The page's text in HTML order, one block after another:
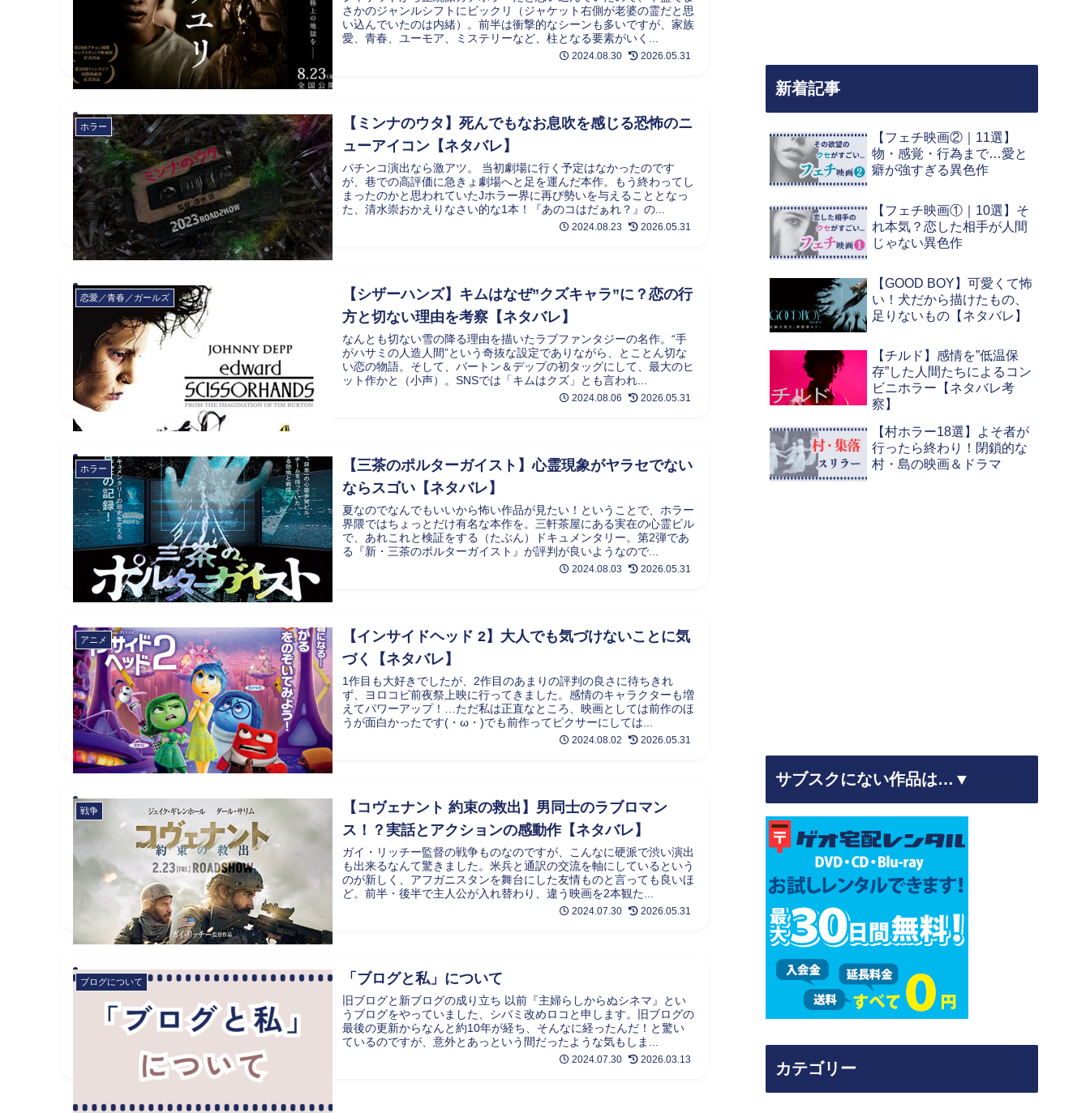
さかのジャンルシフトにビックリ（ジャケット右側が老婆の霊だと思
い込んでいたのは内緒）。前半は衝撃的なシーンも多いですが、家族
愛、青春、ユーモア、ミステリーなど、柱となる要素がいく...
2024.08.30 2026.05.31
ホラー
【ミンナのウタ】死んでもなお息吹を感じる恐怖のニ
ューアイコン【ネタバレ】
パチンコ演出なら激アツ。 当初劇場に行く予定はなかったのです
が、巷での高評価に急きょ劇場へと足を運んだ本作。もう終わってし
まったのかと思われていたJホラー界に再び勢いを与えることとなっ
た、清水崇おかえりなさい的な1本！『あのコはだぁれ？』の...
2024.08.23 2026.05.31
恋愛／青春／ガールズ
【シザーハンズ】キムはなぜ”クズキャラ”に？恋の行
方と切ない理由を考察【ネタバレ】
なんとも切ない雪の降る理由を描いたラブファンタジーの名作。“手
がハサミの人造人間”という奇抜な設定でありながら、とことん切な
い恋の物語。そして、バートン＆デップの初タッグにして、最大のヒ
ット作かと（小声）。SNSでは「キムはクズ」とも言われ...
2024.08.06 2026.05.31
ホラー
【三茶のポルターガイスト】心霊現象がヤラセでない
ならスゴい【ネタバレ】
夏なのでなんでもいいから怖い作品が見たい！ということで、ホラー
界隈ではちょっとだけ有名な本作を。三軒茶屋にある実在の心霊ビル
で、あれこれと検証をする（たぶん）ドキュメンタリー。第2弾であ
る『新・三茶のポルターガイスト』が評判が良いようなので...
2024.08.03 2026.05.31
アニメ
【インサイドヘッド 2】大人でも気づけないことに気
づく【ネタバレ】
1作目も大好きでしたが、2作目のあまりの評判の良さに待ちきれ
ず、ヨロコビ前夜祭上映に行ってきました。感情のキャラクターも増
えてパワーアップ！…ただ私は正直なところ、映画としては前作のほ
うが面白かったです(・ω・)でも前作ってピクサーにしては...
2024.08.02 2026.05.31
戦争
【コヴェナント 約束の救出】男同士のラブロマン
ス！？実話とアクションの感動作【ネタバレ】
ガイ・リッチー監督の戦争ものなのですが、こんなに硬派で渋い演出
も出来るなんて驚きました。米兵と通訳の交流を軸にしているという
のが新しく、アフガニスタンを舞台にした友情ものと言っても良いほ
ど。前半・後半で主人公が入れ替わり、違う映画を2本観た...
2024.07.30 2026.05.31
ブログについて 「ブログと私」について
旧ブログと新ブログの成り立ち 以前『主婦らしからぬシネマ』とい
うブログをやっていました、シバミ改めロコと申します。旧ブログの
最後の更新からなんと約10年が経ち、そんなに経ったんだ！と驚い
ているのですが、意外とあっという間だったような気もしま...
2024.07.30 2026.03.13
新着記事
【フェチ映画②｜11選】
物・感覚・行為まで…愛と
癖が強すぎる異色作
【フェチ映画①｜10選】そ
れ本気？恋した相手が人間
じゃない異色作
【GOOD BOY】可愛くて怖
い！犬だから描けたもの、
足りないもの【ネタバレ】
【チルド】感情を”低温保
存”した人間たちによるコン
ビニホラー【ネタバレ考
察】
【村ホラー18選】よそ者が
行ったら終わり！閉鎖的な
村・島の映画＆ドラマ
サブスクにない作品は…▼
カテゴリー